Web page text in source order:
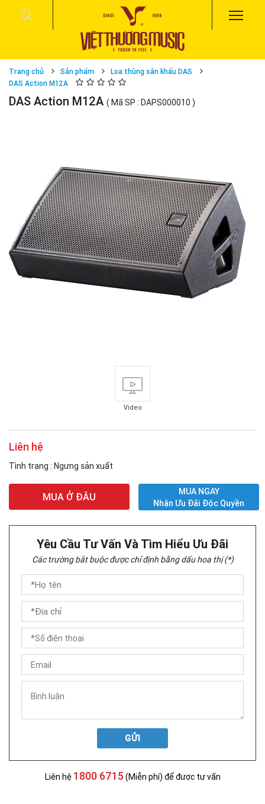
Trang chủ Sản phẩm
Loa thùng sân khấu DAS
DAS Action M12A
DAS Action M12A ( Mã SP : DAPS000010 )
Video
Liên hệ
Tình trạng : Ngưng sản xuất
MUA Ở ĐÂU
MUA NGAY
Nhận Ưu Đãi Độc Quyền
Yêu Cầu Tư Vấn Và Tìm Hiểu Ưu Đãi
Các trường bắt buộc được chỉ định bằng dấu hoa thị (*)
GỬI
Liên hệ 1800 6715 (Miễn phí) để được tư vấn